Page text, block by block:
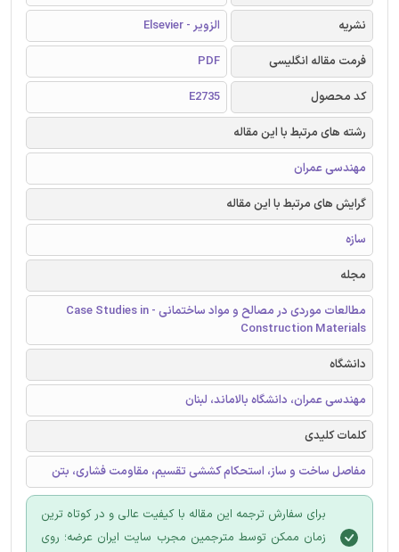
نشریه
الزویر - Elsevier
فرمت مقاله انگلیسی
PDF
کد محصول
E2735
رشته های مرتبط با این مقاله
مهندسی عمران
گرایش های مرتبط با این مقاله
سازه
مجله
مطالعات موردی در مصالح و مواد ساختمانی - Case Studies in
Construction Materials
دانشگاه
مهندسی عمران، دانشگاه بالاماند، لبنان
کلمات کلیدی
مفاصل ساخت و ساز، استحکام کششی تقسیم، مقاومت فشاری، بتن
برای سفارش ترجمه این مقاله با کیفیت عالی و در کوتاه ترین
زمان ممکن توسط مترجمین مجرب سایت ایران عرضه؛ روی